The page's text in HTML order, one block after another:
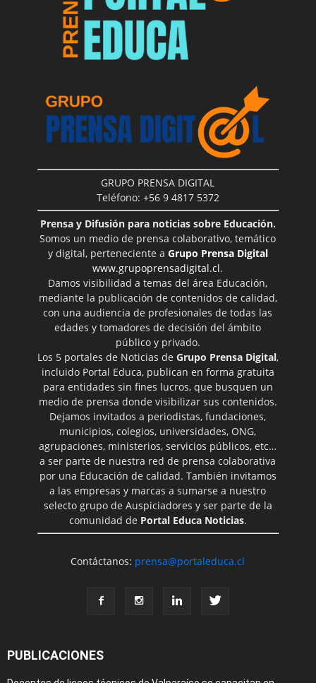
GRUPO PRENSA DIGITAL
Teléfono: +56 9 4817 5372
Prensa y Difusión para noticias sobre Educación.
Somos un medio de prensa colaborativo, temático
y digital, perteneciente a Grupo Prensa Digital
www.grupoprensadigital.cl.
Damos visibilidad a temas del área Educación,
mediante la publicación de contenidos de calidad,
con una audiencia de profesionales de todas las
edades y tomadores de decisión del ámbito
público y privado.
Los 5 portales de Noticias de Grupo Prensa Digital,
incluido Portal Educa, publican en forma gratuita
para entidades sin fines lucros, que busquen un
medio de prensa donde visibilizar sus contenidos.
Dejamos invitados a periodistas, fundaciones,
municipios, colegios, universidades, ONG,
agrupaciones, ministerios, servicios públicos, etc…
a ser parte de nuestra red de prensa colaborativa
por una Educación de calidad. También invitamos
a las empresas y marcas a sumarse a nuestro
selecto grupo de Auspiciadores y ser parte de la
comunidad de Portal Educa Noticias.
Contáctanos: prensa@portaleduca.cl
PUBLICACIONES